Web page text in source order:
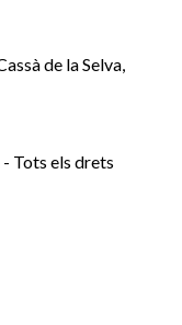
de la Selva,
Tots els drets